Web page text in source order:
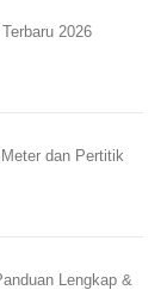
2026
dan Pertitik
Lengkap &